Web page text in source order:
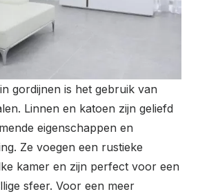
gordijnen is het gebruik van
Linnen en katoen zijn geliefd
eigenschappen en
Ze voegen een rustieke
kamer en zijn perfect voor een
sfeer. Voor een meer